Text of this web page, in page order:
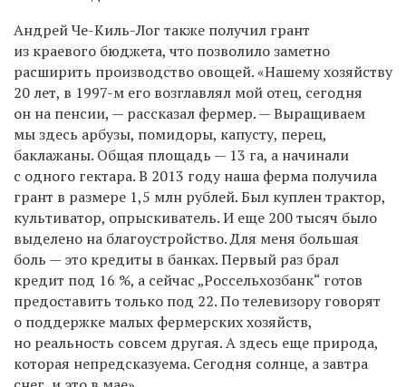
Андрей Че-Киль-Лог также получил грант
из краевого бюджета, что позволило заметно
расширить производство овощей. «Нашему хозяйству
20 лет, в 1997-м его возглавлял мой отец, сегодня
он на пенсии, — рассказал фермер. — Выращиваем
мы здесь арбузы, помидоры, капусту, перец,
баклажаны. Общая площадь — 13 га, а начинали
с одного гектара. В 2013 году наша ферма получила
грант в размере 1,5 млн рублей. Был куплен трактор,
культиватор, опрыскиватель. И еще 200 тысяч было
выделено на благоустройство. Для меня большая
боль — это кредиты в банках. Первый раз брал
кредит под 16 %, а сейчас „Россельхозбанк“ готов
предоставить только под 22. По телевизору говорят
о поддержке малых фермерских хозяйств,
но реальность совсем другая. А здесь еще природа,
которая непредсказуема. Сегодня солнце, а завтра